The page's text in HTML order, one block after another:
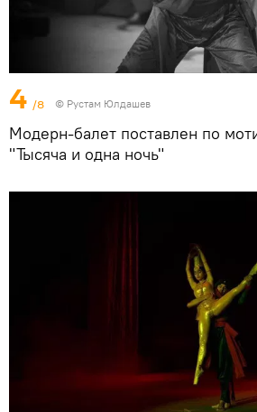
4 /8 © Рустам Юлдашев
Модерн-балет поставлен по
"Тысяча и одна ночь"